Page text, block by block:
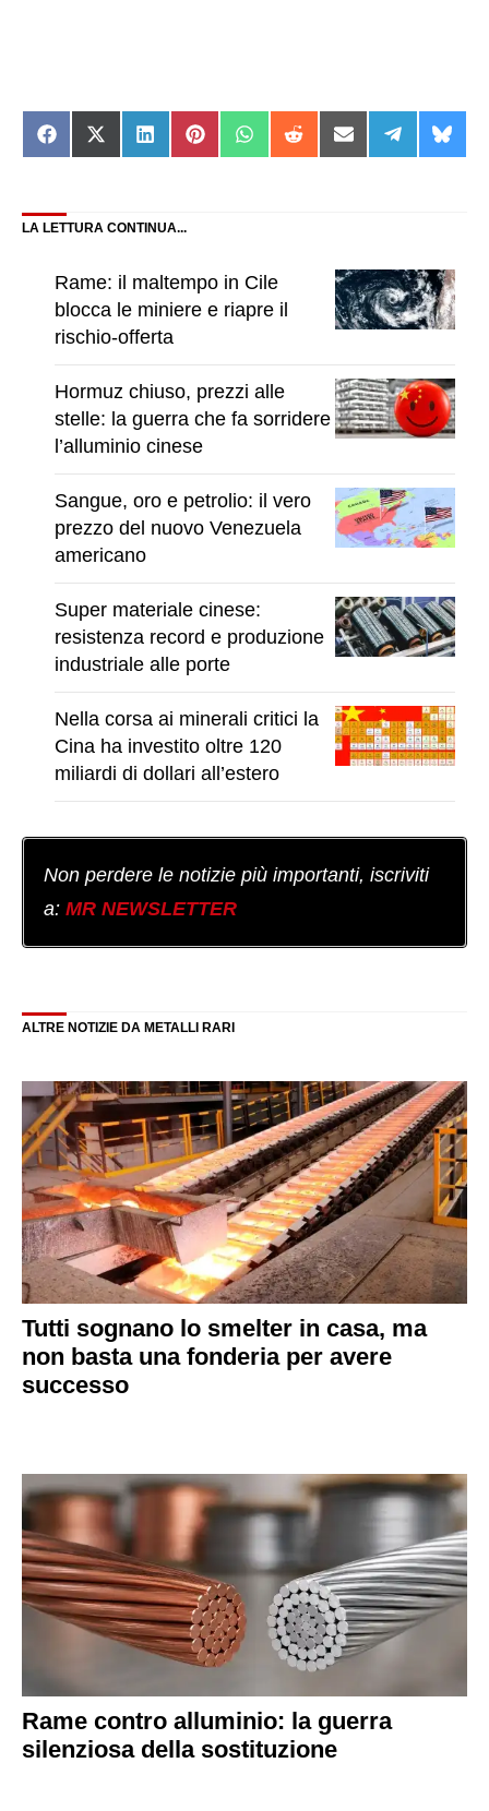
Share
on
Share
on
Share
on
Share
on
Share
on
Share
on
Share
on
Share
on
on
LA LETTURA CONTINUA...
Rame: il maltempo in Cile
blocca le miniere e riapre il
rischio-offerta
Hormuz chiuso, prezzi alle
stelle: la guerra che fa sorridere
l’alluminio cinese
Sangue, oro e petrolio: il vero
prezzo del nuovo Venezuela
americano
Super materiale cinese:
resistenza record e produzione
industriale alle porte
Nella corsa ai minerali critici la
Cina ha investito oltre 120
miliardi di dollari all’estero
Non perdere le notizie più importanti, iscriviti
a: MR NEWSLETTER
ALTRE NOTIZIE DA METALLI RARI
Tutti sognano lo smelter in casa, ma
non basta una fonderia per avere
successo
Rame contro alluminio: la guerra
silenziosa della sostituzione